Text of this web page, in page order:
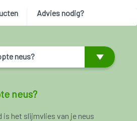
Advies nodig?
neus?
neus?
is het slijmvlies van je neus